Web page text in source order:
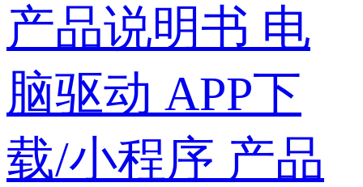
产品说明书 电
脑驱动 APP下
载/小程序 产品